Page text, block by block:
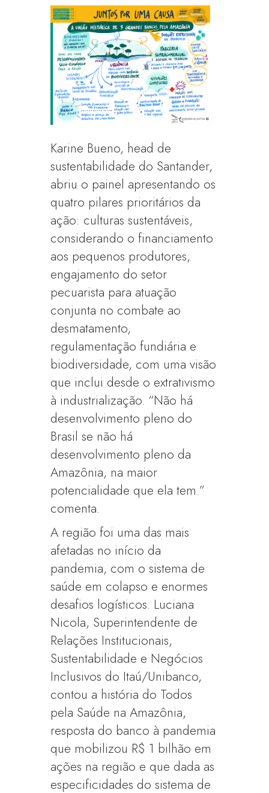
Karine Bueno, head de
sustentabilidade do Santander,
abriu o painel apresentando os
quatro pilares prioritários da
ação: culturas sustentáveis,
considerando o financiamento
aos pequenos produtores,
engajamento do setor
pecuarista para atuação
conjunta no combate ao
desmatamento,
regulamentação fundiária e
biodiversidade, com uma visão
que inclui desde o extrativismo
à industrialização. “Não há
desenvolvimento pleno do
Brasil se não há
desenvolvimento pleno da
Amazônia, na maior
potencialidade que ela tem.”
comenta.
A região foi uma das mais
afetadas no início da
pandemia, com o sistema de
saúde em colapso e enormes
desafios logísticos. Luciana
Nicola, Superintendente de
Relações Institucionais,
Sustentabilidade e Negócios
Inclusivos do Itaú/Unibanco,
contou a história do Todos
pela Saúde na Amazônia,
resposta do banco à pandemia
que mobilizou R$ 1 bilhão em
ações na região e que dada as
especificidades do sistema de